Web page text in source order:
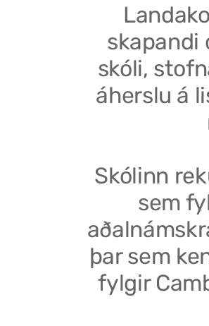
skóli,
áherslu á
Skólinn
sem
þar sem
fylgir